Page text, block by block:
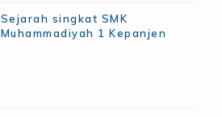
Sejarah singkat SMK
Muhammadiyah 1 Kepanjen